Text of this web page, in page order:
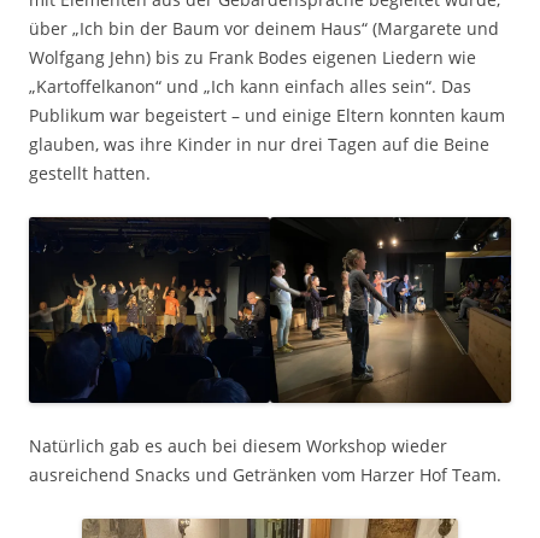
über „Ich bin der Baum vor deinem Haus“ (Margarete und
Wolfgang Jehn) bis zu Frank Bodes eigenen Liedern wie
„Kartoffelkanon“ und „Ich kann einfach alles sein“. Das
Publikum war begeistert – und einige Eltern konnten kaum
glauben, was ihre Kinder in nur drei Tagen auf die Beine
gestellt hatten.
Natürlich gab es auch bei diesem Workshop wieder
ausreichend Snacks und Getränken vom Harzer Hof Team.